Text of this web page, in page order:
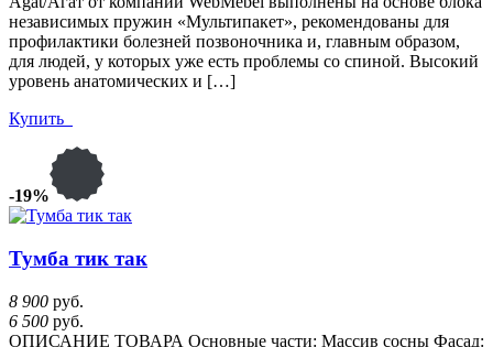
независимых пружин «Мультипакет», рекомендованы для
профилактики болезней позвоночника и, главным образом,
для людей, у которых уже есть проблемы со спиной. Высокий
уровень анатомических и […]
Купить
-19%
Тумба тик так
8 900 руб.
6 500 руб.
ОПИСАНИЕ ТОВАРА Основные части: Массив сосны Фасад: